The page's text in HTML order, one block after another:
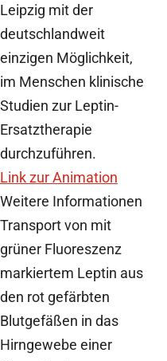
Leipzig mit der
deutschlandweit
einzigen Möglichkeit,
im Menschen klinische
Studien zur Leptin-
Ersatztherapie
durchzuführen.
Link zur Animation
Weitere Informationen
Transport von mit
grüner Fluoreszenz
markiertem Leptin aus
den rot gefärbten
Blutgefäßen in das
Hirngewebe einer